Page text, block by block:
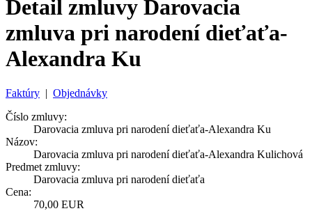
Detail zmluvy Darovacia
zmluva pri narodení dieťaťa-
Alexandra Ku
Faktúry | Objednávky
Číslo zmluvy:
Darovacia zmluva pri narodení dieťaťa-Alexandra Ku
Názov:
Darovacia zmluva pri narodení dieťaťa-Alexandra Kulichová
Predmet zmluvy:
Darovacia zmluva pri narodení dieťaťa
Cena:
70,00 EUR